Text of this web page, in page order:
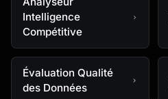
Intelligence
Compétitive
Évaluation Qualité
des Données